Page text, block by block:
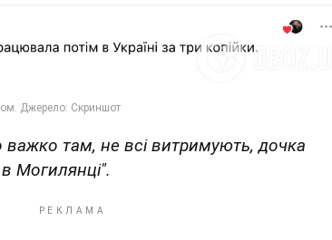
там, не всі витримують, дочка
Могилянці".